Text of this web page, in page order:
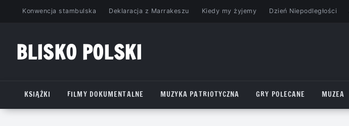
PrzejdźKonwencja stambulska Deklaracja z Marrakeszu Kiedy my żyjemy Dzień Niepodległości
BLISKO POLSKI
KSIĄŻKI
FILMY DOKUMENTALNE MUZYKA PATRIOTYCZNA GRY POLECANE MUZEA